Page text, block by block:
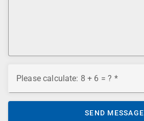
Please calculate: 8 + 6 = ?
SEND MESSAGE